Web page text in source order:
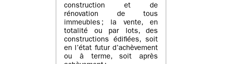
construction et de
rénovation de tous
immeubles ; la vente, en
totalité ou par lots, des
constructions édifiées, soit
en l’état futur d’achèvement
ou à terme, soit après